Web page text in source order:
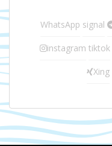
WhatsApp signal
instagram tiktok
Xing